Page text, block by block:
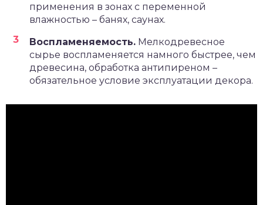
применения в зонах с переменной
влажностью – банях, саунах.
Воспламеняемость. Мелкодревесное
сырье воспламеняется намного быстрее, чем
древесина, обработка антипиреном –
обязательное условие эксплуатации декора.